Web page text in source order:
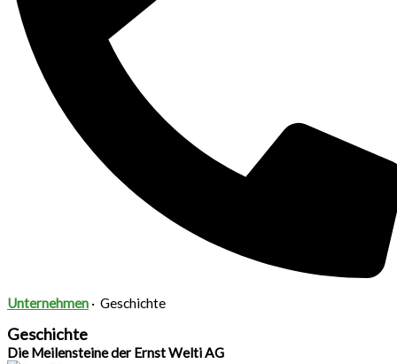
Unternehmen · Geschichte
Geschichte
Die Meilensteine der Ernst Welti AG